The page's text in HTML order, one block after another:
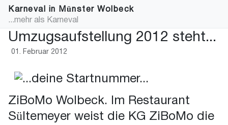
Karneval in Münster Wolbeck
...mehr als Karneval
Umzugsaufstellung 2012 steht...
01. Februar 2012
ZiBoMo Wolbeck. Im Restaurant
Sültemeyer weist die KG ZiBoMo die